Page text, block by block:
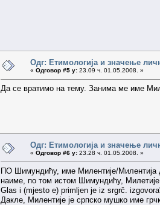
Одг: Етимологија и значење
« Одговор #5 у: 23.09 ч. 01.05.2008. »
Да се вратимо на тему. Занима ме име
Одг: Етимологија и значење
« Одговор #6 у: 23.28 ч. 01.05.2008. »
ПО Шимундићу, име Милентије/Милентија
наиме, по том истом Шимундићу,
Glas i (mjesto e) primljen je iz srgrč.
Дакле, Милентије је српско мушко име